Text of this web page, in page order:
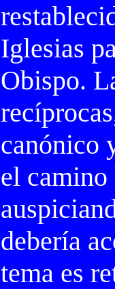
Iglesias
Obispo.
canónico
el
debería
tema es